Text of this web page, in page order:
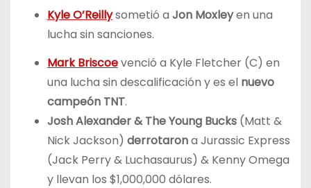
Kyle O’Reillysometió a Jon Moxleyen una
lucha sin sanciones.
Mark Briscoevenció a Kyle Fletcher (C) en
una lucha sin descalificación y es el nuevo
campeón TNT.
Josh Alexander & The Young Bucks(Matt &
Nick Jackson) derrotarona Jurassic Express
(Jack Perry & Luchasaurus) & Kenny Omega
y llevan los $1,000,000 dólares.